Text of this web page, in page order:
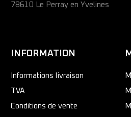
78610 Le Perray en Yvelines
INFORMATION
Informations livraison
TVA
Conditions de vente